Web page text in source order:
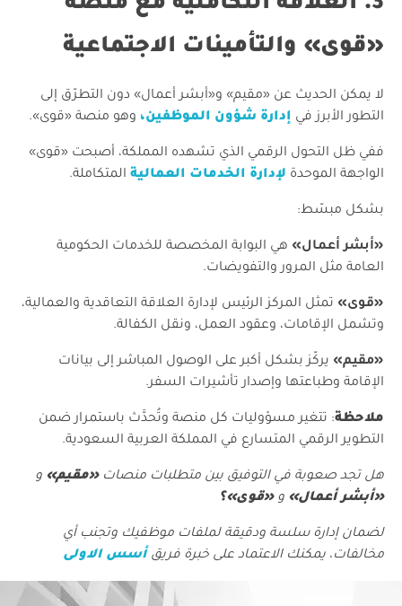
​3. العلاقة التكاملية مع منصة
«قوى» والتأمينات الاجتماعية
لا يمكن الحديث عن «مقيم» و«أبشر أعمال» دون التطرّق إلى
التطور الأبرز في إدارة شؤون الموظفين، وهو منصة «قوى».
ففي ظل التحول الرقمي الذي تشهده المملكة، أصبحت «قوى»
الواجهة الموحدة لإدارة الخدمات العمالية المتكاملة.
بشكل مبسّط:
«أبشر أعمال» هي البوابة المخصصة للخدمات الحكومية
العامة مثل المرور والتفويضات.
«قوى» تمثل المركز الرئيس لإدارة العلاقة التعاقدية والعمالية،
وتشمل الإقامات، وعقود العمل، ونقل الكفالة.
«مقيم» يركّز بشكل أكبر على الوصول المباشر إلى بيانات
الإقامة وطباعتها وإصدار تأشيرات السفر.
ملاحظة: تتغير مسؤوليات كل منصة وتُحدَّث باستمرار ضمن
التطوير الرقمي المتسارع في المملكة العربية السعودية.
هل تجد صعوبة في التوفيق بين متطلبات منصات«مقيم» و
«أبشر أعمال» و «قوى»؟
لضمان إدارة سلسة ودقيقة لملفات موظفيك وتجنب أي
مخالفات، يمكنك الاعتماد على خبرة فريقأسس الاولى